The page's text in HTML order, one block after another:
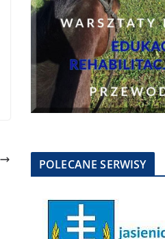
POLECANE SERWISY